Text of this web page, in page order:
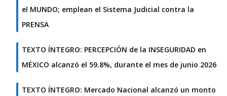
el MUNDO; emplean el Sistema Judicial contra la
PRENSA
TEXTO ÍNTEGRO: PERCEPCIÓN de la INSEGURIDAD en
MÉXICO alcanzó el 59.8%, durante el mes de junio 2026
TEXTO ÍNTEGRO: Mercado Nacional alcanzó un monto